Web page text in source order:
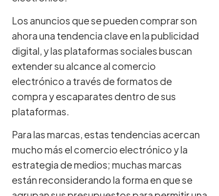
Los anuncios que se pueden comprar son
ahora una tendencia clave en la publicidad
digital, y las plataformas sociales buscan
extender su alcance al comercio
electrónico a través de formatos de
compra y escaparates dentro de sus
plataformas.
Para las marcas, estas tendencias acercan
mucho más el comercio electrónico y la
estrategia de medios; muchas marcas
están reconsiderando la forma en que se